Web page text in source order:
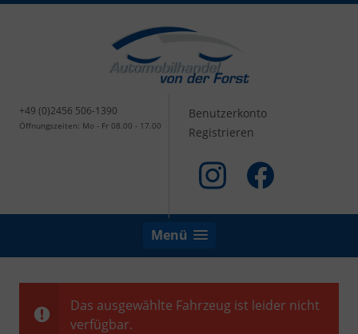
+49 (0)2456 506-1390
Öffnungszeiten: Mo - Fr 08.00 - 17.00
Benutzerkonto
Registrieren
Menü
Das ausgewählte Fahrzeug ist leider nicht
verfügbar.